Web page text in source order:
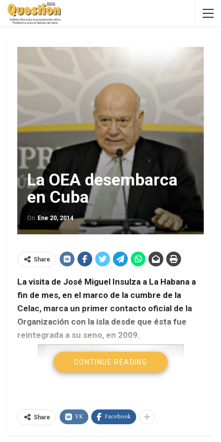
La OEA desembarca
en Cuba
On Ene 20, 2014
Share
La visita de José Miguel Insulza a La Habana a
fin de mes, en el marco de la cumbre de la
Celac, marca un primer contacto oficial de la
Organización con la isla desde que ésta fue
reintegrada a su seno, en 2009.
CONTINUE READING
Share VK Facebook